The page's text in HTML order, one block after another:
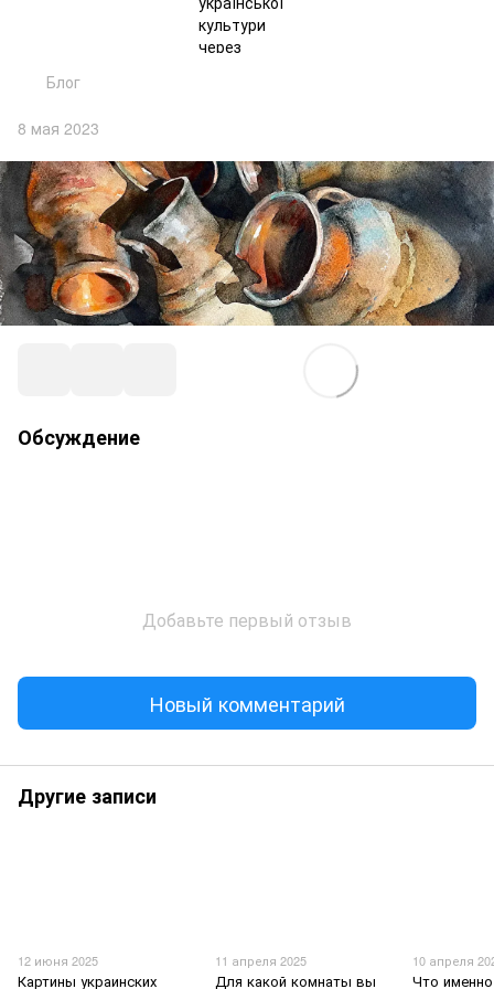
Блог
8 мая 2023
Обсуждение
Добавьте первый отзыв
Новый комментарий
Другие записи
12 июня 2025
Картины украинских
11 апреля 2025
Для какой комнаты вы
10 апреля
Что